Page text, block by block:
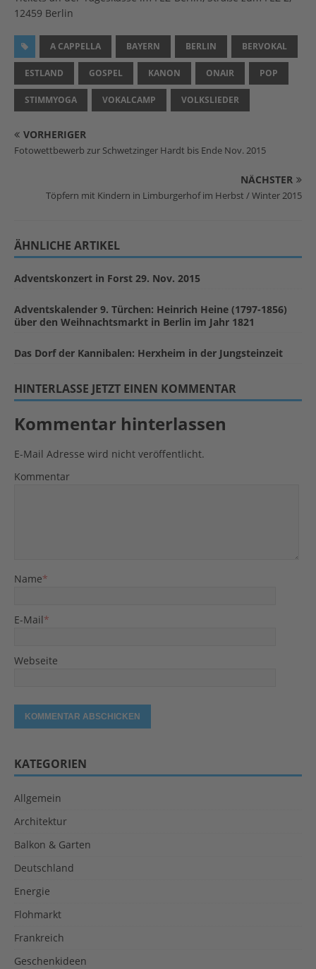
12459 Berlin
A CAPPELLA BAYERN BERLIN BERVOKAL
ESTLAND GOSPEL KANON ONAIR POP
STIMMYOGA VOKALCAMP VOLKSLIEDER
VORHERIGER
Fotowettbewerb zur Schwetzinger Hardt bis Ende Nov. 2015
NÄCHSTER
Töpfern mit Kindern in Limburgerhof im Herbst / Winter 2015
ÄHNLICHE ARTIKEL
Adventskonzert in Forst 29. Nov. 2015
Adventskalender 9. Türchen: Heinrich Heine (1797-1856)
über den Weihnachtsmarkt in Berlin im Jahr 1821
Das Dorf der Kannibalen: Herxheim in der Jungsteinzeit
HINTERLASSE JETZT EINEN KOMMENTAR
Kommentar hinterlassen
E-Mail Adresse wird nicht veröffentlicht.
Kommentar
Name*
E-Mail*
Webseite
KATEGORIEN
Allgemein
Architektur
Balkon & Garten
Deutschland
Energie
Flohmarkt
Frankreich
Geschenkideen